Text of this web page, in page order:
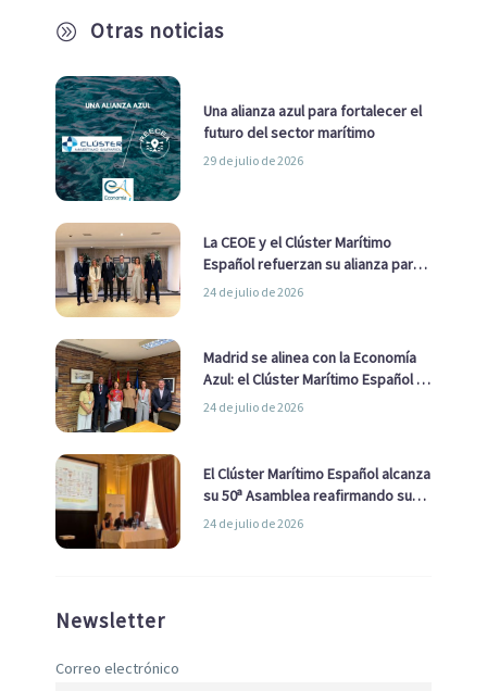
A Otras noticias
Una alianza azul para fortalecer el
futuro del sector marítimo
29 de julio de 2026
La CEOE y el Clúster Marítimo
Español refuerzan su alianza para
impulsar una estrategia Nacional
24 de julio de 2026
Madrid se alinea con la Economía
Azul: el Clúster Marítimo Español y
la Real Liga Naval avanzan alianzas
24 de julio de 2026
El Clúster Marítimo Español alcanza
su 50ª Asamblea reafirmando su
liderazgo en la Economía Azul
24 de julio de 2026
Newsletter
Correo electrónico